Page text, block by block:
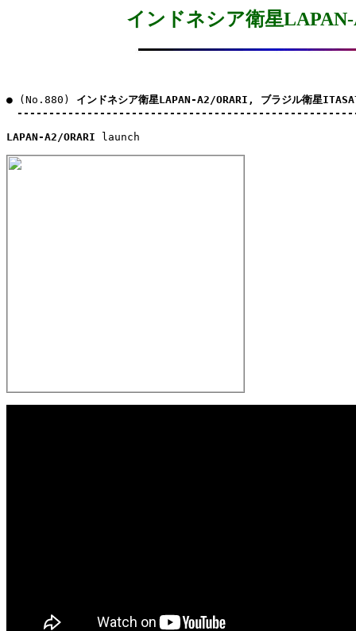
インドネシア衛星
● (No.880) インドネシア衛星LAPAN-A2/ORARI, ブラジル衛星
LAPAN-A2/ORARI launch